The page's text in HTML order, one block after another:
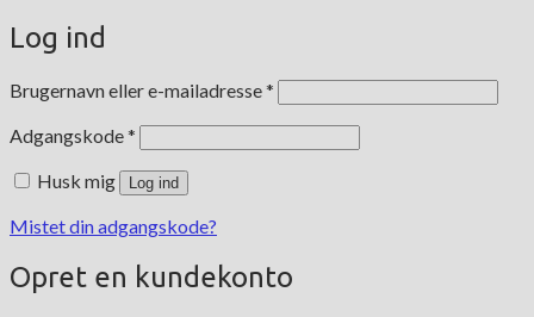
Log ind
Brugernavn eller e-mailadresse*
Adgangskode*
Husk mig Log ind
Mistet din adgangskode?
Opret en kundekonto